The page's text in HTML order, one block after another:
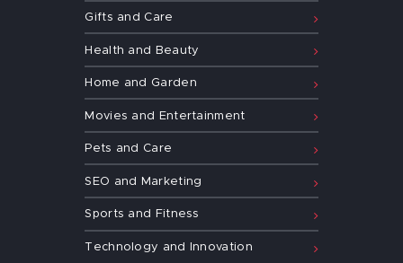
Gifts and Care
Health and Beauty
Home and Garden
Movies and Entertainment
Pets and Care
SEO and Marketing
Sports and Fitness
Technology and Innovation